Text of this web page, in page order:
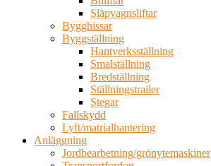
Släpvagnsliftar
Bygghissar
Byggställning
Hantverksställning
Smalställning
Bredställning
Ställningstrailer
Stegar
Fallskydd
Lyft/matrialhantering
Anläggning
Jordbearbetning/grönytemaskiner